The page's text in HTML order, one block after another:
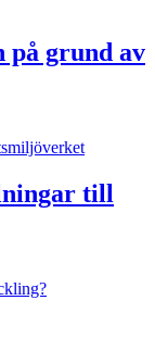
på grund av
till